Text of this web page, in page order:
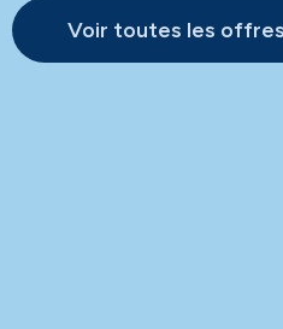
Voir toutes les offres